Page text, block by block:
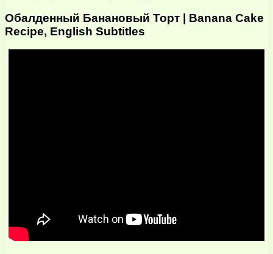
Обалденный Банановый Торт | Banana Cake
Recipe, English Subtitles